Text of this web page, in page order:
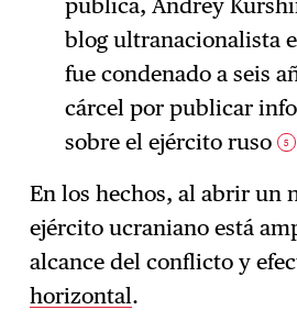
pública, Andrey
blog ultranacionalista
fue condenado a seis
cárcel por publicar
sobre el ejército ruso
5
En los hechos, al abrir un
ejército ucraniano está
alcance del conflicto y
horizontal.